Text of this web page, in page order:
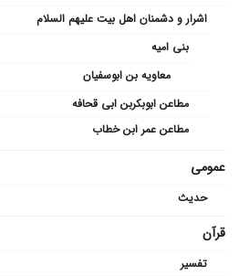
اشرار و دشمنان اهل بیت علیهم السلام
بنی امیه
معاویه بن ابوسفیان
مطاعن ابوبکربن ابی قحافه
مطاعن عمر ابن خطاب
عمومی
حدیث
قرآن
تفسیر